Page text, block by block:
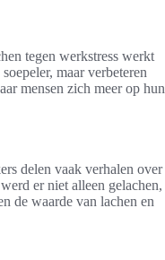
tegen werkstress werkt
maar verbeteren
mensen zich meer op hun
delen vaak verhalen over
er niet alleen gelachen,
de waarde van lachen en